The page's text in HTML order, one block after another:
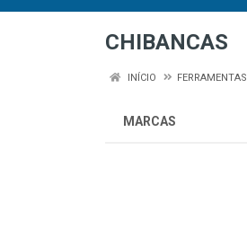
CHIBANCAS
INÍCIO FERRAMENTAS
MARCAS